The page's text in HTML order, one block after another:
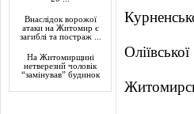
Внаслідок ворожої
атаки на Житомир є
загиблі та постраж ...
На Житомирщині
нетверезий чоловік
“замінував” будинок
Оліївської